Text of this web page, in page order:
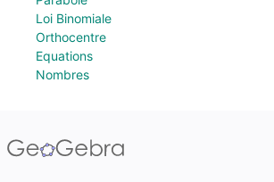
Loi Binomiale
Orthocentre
Equations
Nombres